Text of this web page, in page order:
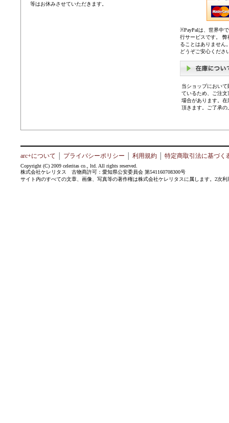
等はお休みさせていただきます。
※PayPalは、世界中
行サービスです。
ることはありません
どうぞご安心くださ
当ショップにおい
ているため、ご注
場合があります。
頂きます。ご了承
arc+について プライバシーポリシー 利用規約 特定商取引法に基づく
Copyright (C) 2009 celeritas co., ltd. All rights reserved.
株式会社ケレリタス 古物商許可：愛知県公安委員会 第541160708300号
サイト内のすべての文章、画像、写真等の著作権は株式会社ケレリタスに属します。2次